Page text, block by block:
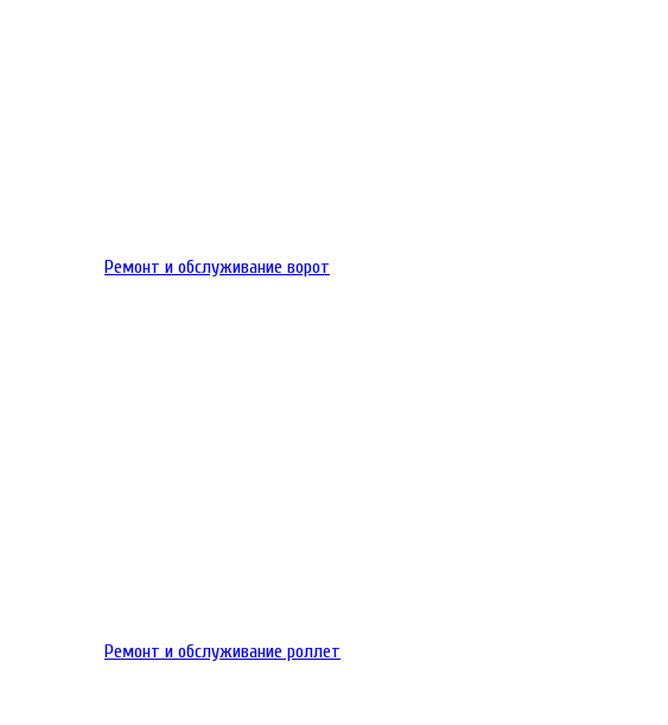
Ремонт и обслуживание ворот
Ремонт и обслуживание роллет